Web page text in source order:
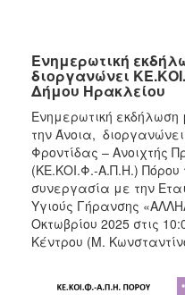
ΕΠΙΣΚΕΠΤΗΣ
ΗΡΑΚΛΕΙΟ
Ενημερωτική
διοργανώνει
Δήμου Ηρακλείου
Eνημερωτική
την Άνοια,
Φροντίδας – Ανοιχτής
(ΚΕ.ΚΟΙ.Φ.-Α.Π.Η.) Πόρου
συνεργασία με την
Υγιούς Γήρανσης
Οκτωβρίου 2025 στις
Κέντρου (Μ.